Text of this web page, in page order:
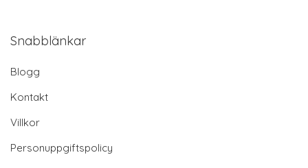
Snabblänkar
Blogg
Kontakt
Villkor
Personuppgiftspolicy